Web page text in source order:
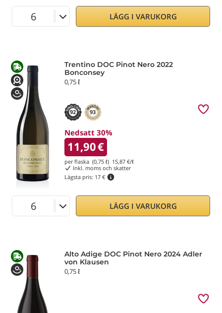
LÄGG I VARUKORG
Trentino DOC Pinot Nero 2022
Bonconsey
0,75 ℓ
92 93
Nedsatt 30%
11,90€
per flaska (0,75 ℓ) 15,87 €/ℓ
Inkl. moms och skatter
Lägsta pris: 17 €
LÄGG I VARUKORG
Alto Adige DOC Pinot Nero 2024 Adler
von Klausen
0,75 ℓ